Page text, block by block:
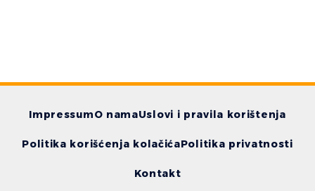
ImpressumO namaUslovi i pravila korištenja
Politika korišćenja kolačićaPolitika privatnosti
Kontakt